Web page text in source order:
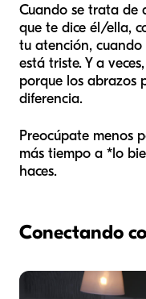
Cuando se trata de
que te dice él/ella,
tu atención,
está triste. Y a
porque los abrazos
diferencia.
Preocúpate menos
más tiempo a *lo
haces.
Conectando